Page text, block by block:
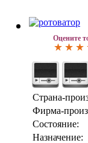
Оцените
Страна-
Фирма-
Состояние:
Назначение: